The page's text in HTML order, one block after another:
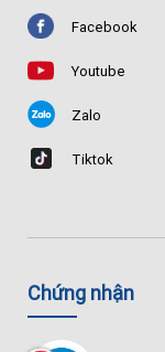
Facebook
Youtube
Zalo
Tiktok
Chứng nhận